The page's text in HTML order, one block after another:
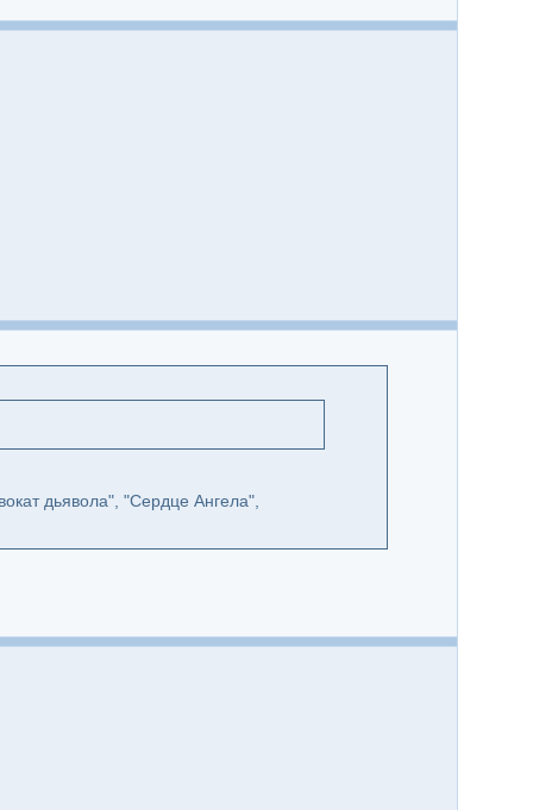
дьявола", "Сердце Ангела",